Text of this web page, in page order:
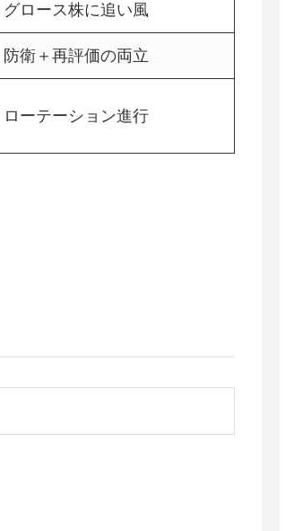
グロース株に追い風
防衛＋再評価の両立
ローテーション進行